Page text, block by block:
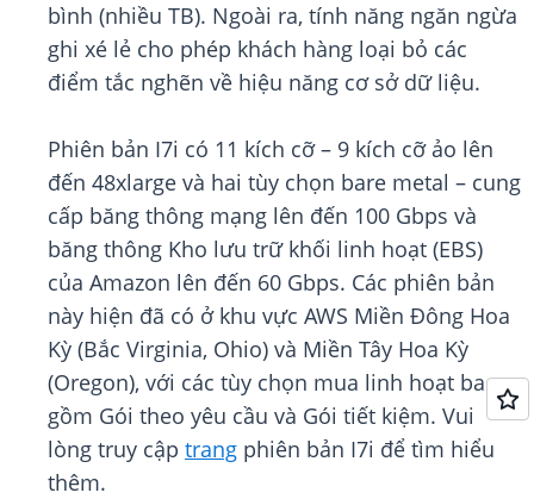
bình (nhiều TB). Ngoài ra, tính năng ngăn ngừa
ghi xé lẻ cho phép khách hàng loại bỏ các
điểm tắc nghẽn về hiệu năng cơ sở dữ liệu.
Phiên bản I7i có 11 kích cỡ – 9 kích cỡ ảo lên
đến 48xlarge và hai tùy chọn bare metal – cung
cấp băng thông mạng lên đến 100 Gbps và
băng thông Kho lưu trữ khối linh hoạt (EBS)
của Amazon lên đến 60 Gbps. Các phiên bản
này hiện đã có ở khu vực AWS Miền Đông Hoa
Kỳ (Bắc Virginia, Ohio) và Miền Tây Hoa Kỳ
(Oregon), với các tùy chọn mua linh hoạt bao
gồm Gói theo yêu cầu và Gói tiết kiệm. Vui
lòng truy cập trang phiên bản I7i để tìm hiểu
thêm.